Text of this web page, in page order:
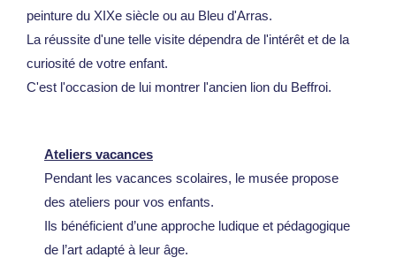
peinture du XIXe siècle ou au Bleu d'Arras.
La réussite d'une telle visite dépendra de l'intérêt et de la
curiosité de votre enfant.
C'est l'occasion de lui montrer l'ancien lion du Beffroi.
Ateliers vacances
Pendant les vacances scolaires, le musée propose
des ateliers pour vos enfants.
Ils bénéficient d’une approche ludique et pédagogique
de l’art adapté à leur âge.